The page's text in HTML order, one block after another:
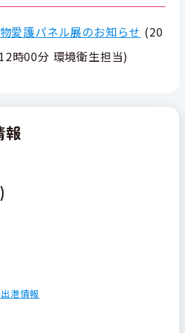
愛護パネル展のお知らせ (20
時00分 環境衛生担当)
報
港情報